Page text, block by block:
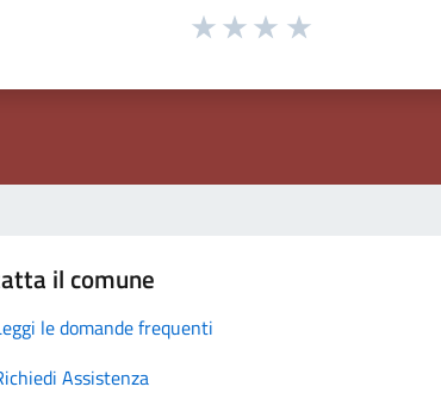
il comune
le domande frequenti
Assistenza